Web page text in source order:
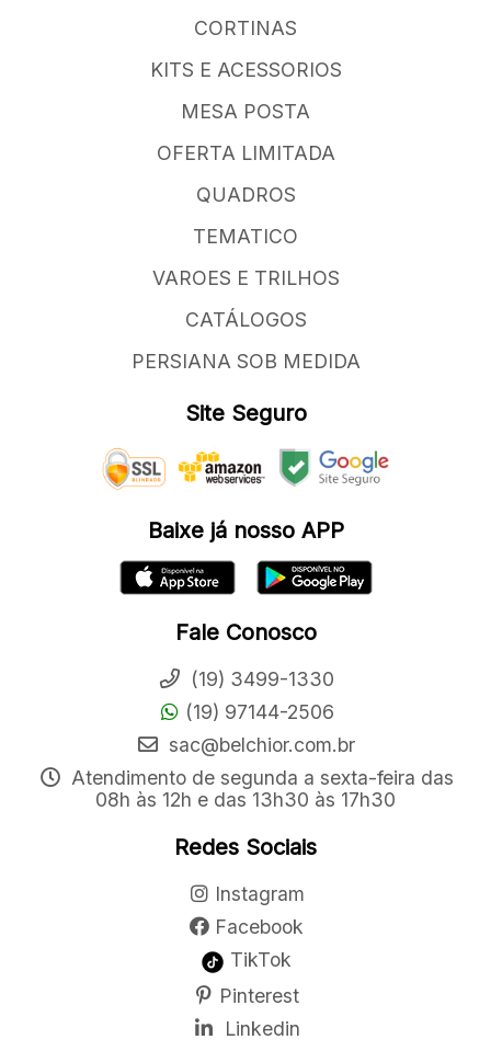
CORTINAS
KITS E ACESSORIOS
MESA POSTA
OFERTA LIMITADA
QUADROS
TEMATICO
VAROES E TRILHOS
CATÁLOGOS
PERSIANA SOB MEDIDA
Site Seguro
Baixe já nosso APP
Fale Conosco
(19) 3499-1330
(19) 97144-2506
sac@belchior.com.br
Atendimento de segunda a sexta-feira das
08h às 12h e das 13h30 às 17h30
Redes Sociais
Instagram
Facebook
TikTok
Pinterest
Linkedin